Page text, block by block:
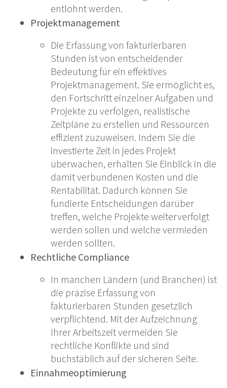
entlohnt werden.
Projektmanagement
Die Erfassung von fakturierbaren
Stunden ist von entscheidender
Bedeutung für ein effektives
Projektmanagement. Sie ermöglicht es,
den Fortschritt einzelner Aufgaben und
Projekte zu verfolgen, realistische
Zeitpläne zu erstellen und Ressourcen
effizient zuzuweisen. Indem Sie die
investierte Zeit in jedes Projekt
überwachen, erhalten Sie Einblick in die
damit verbundenen Kosten und die
Rentabilität. Dadurch können Sie
fundierte Entscheidungen darüber
treffen, welche Projekte weiterverfolgt
werden sollen und welche vermieden
werden sollten.
Rechtliche Compliance
In manchen Ländern (und Branchen) ist
die präzise Erfassung von
fakturierbaren Stunden gesetzlich
verpflichtend. Mit der Aufzeichnung
Ihrer Arbeitszeit vermeiden Sie
rechtliche Konflikte und sind
buchstäblich auf der sicheren Seite.
Einnahmeoptimierung